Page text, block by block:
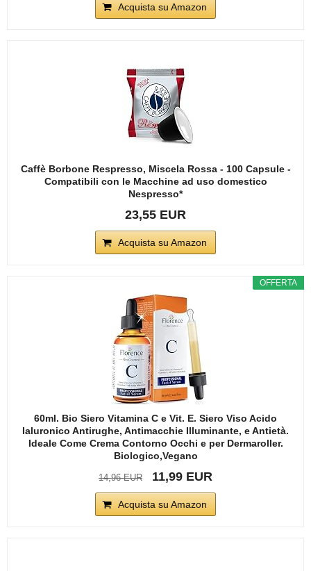
Acquista su Amazon
Caffè Borbone Respresso, Miscela Rossa - 100 Capsule -
Compatibili con le Macchine ad uso domestico
Nespresso*
23,55 EUR
Acquista su Amazon
OFFERTA
60ml. Bio Siero Vitamina C e Vit. E. Siero Viso Acido
Ialuronico Antirughe, Antimacchie Illuminante, e Antietà.
Ideale Come Crema Contorno Occhi e per Dermaroller.
Biologico,Vegano
14,96 EUR 11,99 EUR
Acquista su Amazon